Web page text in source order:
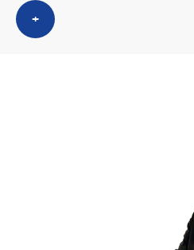
l
c
d
d+